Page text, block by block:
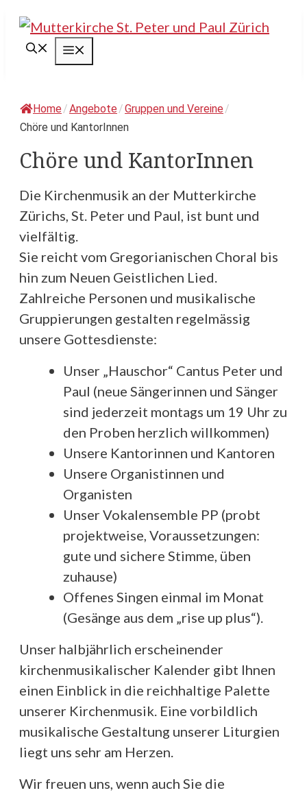
Springe
Inhalt
Home/Angebote/Gruppen und Vereine/
Chöre und KantorInnen
Chöre und KantorInnen
Die Kirchenmusik an der Mutterkirche
Zürichs, St. Peter und Paul, ist bunt und
vielfältig.
Sie reicht vom Gregorianischen Choral bis
hin zum Neuen Geistlichen Lied.
Zahlreiche Personen und musikalische
Gruppierungen gestalten regelmässig
unsere Gottesdienste:
Unser „Hauschor“ Cantus Peter und
Paul (neue Sängerinnen und Sänger
sind jederzeit montags um 19 Uhr zu
den Proben herzlich willkommen)
Unsere Kantorinnen und Kantoren
Unsere Organistinnen und
Organisten
Unser Vokalensemble PP (probt
projektweise, Voraussetzungen:
gute und sichere Stimme, üben
zuhause)
Offenes Singen einmal im Monat
(Gesänge aus dem „rise up plus“).
Unser halbjährlich erscheinender
kirchenmusikalischer Kalender gibt Ihnen
einen Einblick in die reichhaltige Palette
unserer Kirchenmusik. Eine vorbildlich
musikalische Gestaltung unserer Liturgien
liegt uns sehr am Herzen.
Wir freuen uns, wenn auch Sie die